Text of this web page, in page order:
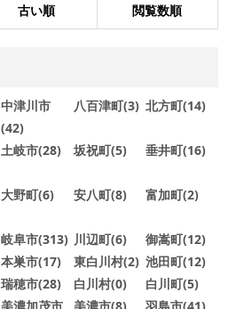
古い順 閲覧数順
中津川市
(42)
八百津町(3) 北方町(14)
土岐市(28) 坂祝町(5) 垂井町(16)
大野町(6) 安八町(8) 富加町(2)
岐阜市(313) 川辺町(6)
御嵩町(12)
本巣市(17) 東白川村(2) 池田町(12)
瑞穂市(28) 白川村(0)
白川町(5)
美濃加茂市
美濃市(8) 羽島市(41)